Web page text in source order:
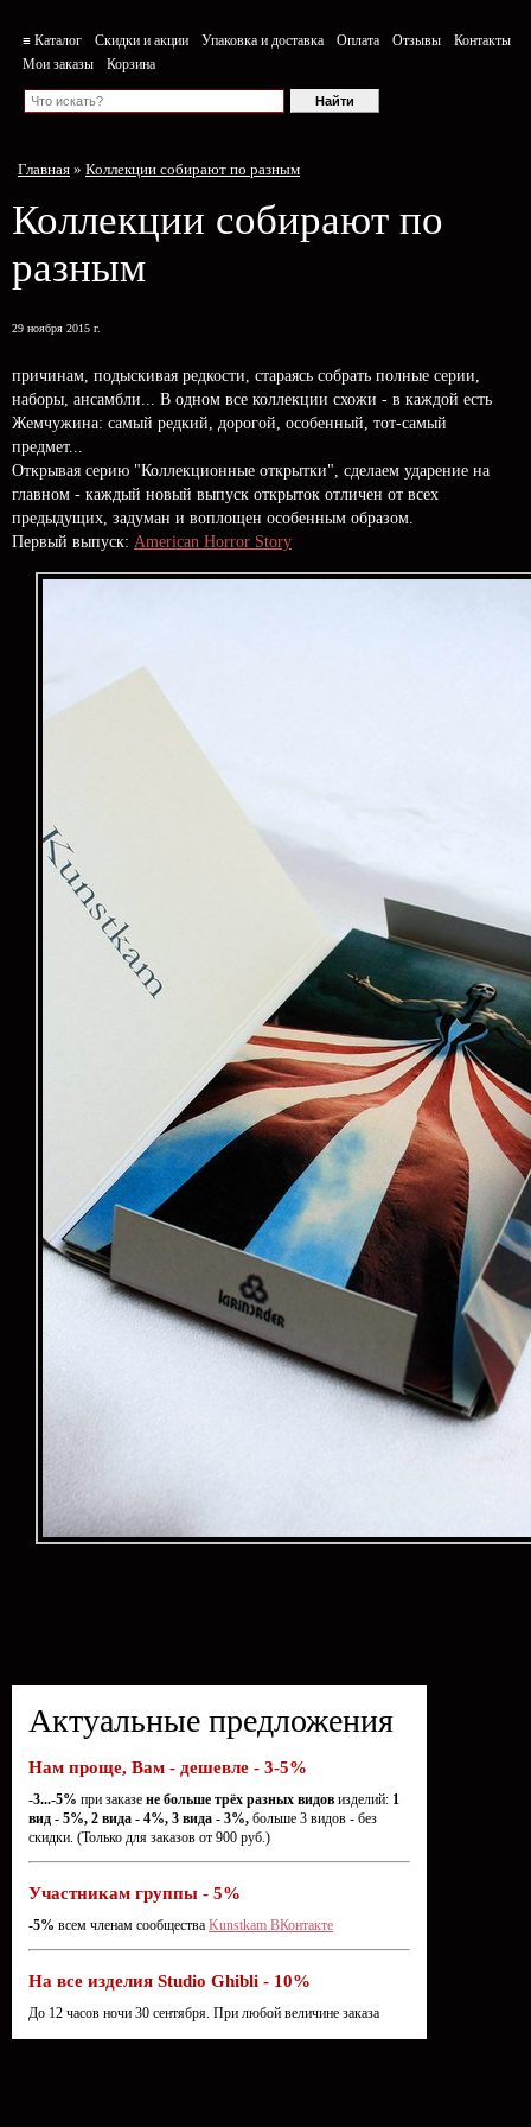
≡ Каталог Скидки и акции Упаковка и доставка Оплата Отзывы
Контакты
Мои заказы
Корзина
Главная » Коллекции собирают по разным
Коллекции собирают по
разным
29 ноября 2015 г.
причинам, подыскивая редкости, стараясь собрать полные серии,
наборы, ансамбли... В одном все коллекции схожи - в каждой есть
Жемчужина: самый редкий, дорогой, особенный, тот-самый
предмет...
Открывая серию "Коллекционные открытки", сделаем ударение на
главном - каждый новый выпуск открыток отличен от всех
предыдущих, задуман и воплощен особенным образом.
Первый выпуск: American Horror Story
Актуальные предложения
Нам проще, Вам - дешевле - 3-5%
-3...-5% при заказе не больше трёх разных видов изделий: 1
вид - 5%, 2 вида - 4%, 3 вида - 3%, больше 3 видов - без
скидки. (Только для заказов от 900 руб.)
Участникам группы - 5%
-5% всем членам сообщества Kunstkam ВКонтакте
На все изделия Studio Ghibli - 10%
До 12 часов ночи 30 сентября. При любой величине заказа